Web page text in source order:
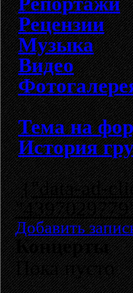
Рецензии
Музыка
Видео
Тема на
История
{"data-ad-
Добавить
Концерты
Пока пусто